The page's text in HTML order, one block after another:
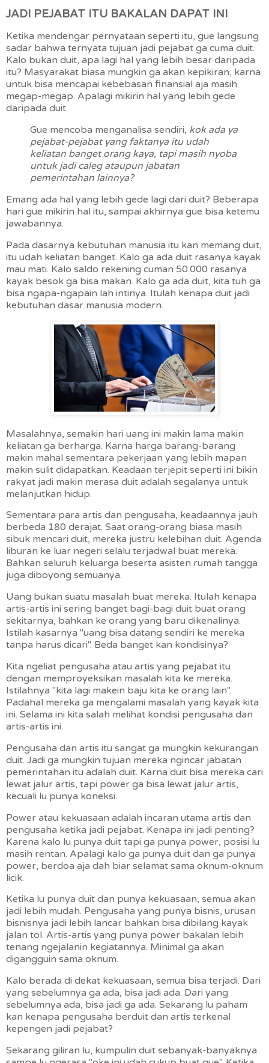
JADI PEJABAT ITU BAKALAN DAPAT INI
Ketika mendengar pernyataan seperti itu, gue langsung
sadar bahwa ternyata tujuan jadi pejabat ga cuma duit.
Kalo bukan duit, apa lagi hal yang lebih besar daripada
itu? Masyarakat biasa mungkin ga akan kepikiran, karna
untuk bisa mencapai kebebasan finansial aja masih
megap-megap. Apalagi mikirin hal yang lebih gede
daripada duit.
Gue mencoba menganalisa sendiri, kok ada ya
pejabat-pejabat yang faktanya itu udah
keliatan banget orang kaya, tapi masih nyoba
untuk jadi caleg ataupun jabatan
pemerintahan lainnya?
Emang ada hal yang lebih gede lagi dari duit? Beberapa
hari gue mikirin hal itu, sampai akhirnya gue bisa ketemu
jawabannya.
Pada dasarnya kebutuhan manusia itu kan memang duit,
itu udah keliatan banget. Kalo ga ada duit rasanya kayak
mau mati. Kalo saldo rekening cuman 50.000 rasanya
kayak besok ga bisa makan. Kalo ga ada duit, kita tuh ga
bisa ngapa-ngapain lah intinya. Itulah kenapa duit jadi
kebutuhan dasar manusia modern.
Masalahnya, semakin hari uang ini makin lama makin
keliatan ga berharga. Karna harga barang-barang
makin mahal sementara pekerjaan yang lebih mapan
makin sulit didapatkan. Keadaan terjepit seperti ini bikin
rakyat jadi makin merasa duit adalah segalanya untuk
melanjutkan hidup.
Sementara para artis dan pengusaha, keadaannya jauh
berbeda 180 derajat. Saat orang-orang biasa masih
sibuk mencari duit, mereka justru kelebihan duit. Agenda
liburan ke luar negeri selalu terjadwal buat mereka.
Bahkan seluruh keluarga beserta asisten rumah tangga
juga diboyong semuanya.
Uang bukan suatu masalah buat mereka. Itulah kenapa
artis-artis ini sering banget bagi-bagi duit buat orang
sekitarnya, bahkan ke orang yang baru dikenalinya.
Istilah kasarnya "uang bisa datang sendiri ke mereka
tanpa harus dicari". Beda banget kan kondisinya?
Kita ngeliat pengusaha atau artis yang pejabat itu
dengan memproyeksikan masalah kita ke mereka.
Istilahnya "kita lagi makein baju kita ke orang lain".
Padahal mereka ga mengalami masalah yang kayak kita
ini. Selama ini kita salah melihat kondisi pengusaha dan
artis-artis ini.
Pengusaha dan artis itu sangat ga mungkin kekurangan
duit. Jadi ga mungkin tujuan mereka ngincar jabatan
pemerintahan itu adalah duit. Karna duit bisa mereka cari
lewat jalur artis, tapi power ga bisa lewat jalur artis,
kecuali lu punya koneksi.
Power atau kekuasaan adalah incaran utama artis dan
pengusaha ketika jadi pejabat. Kenapa ini jadi penting?
Karena kalo lu punya duit tapi ga punya power, posisi lu
masih rentan. Apalagi kalo ga punya duit dan ga punya
power, berdoa aja dah biar selamat sama oknum-oknum
licik.
Ketika lu punya duit dan punya kekuasaan, semua akan
jadi lebih mudah. Pengusaha yang punya bisnis, urusan
bisnisnya jadi lebih lancar bahkan bisa dibilang kayak
jalan tol. Artis-artis yang punya power bakalan lebih
tenang ngejalanin kegiatannya. Minimal ga akan
digangguin sama oknum.
Kalo berada di dekat kekuasaan, semua bisa terjadi. Dari
yang sebelumnya ga ada, bisa jadi ada. Dari yang
sebelumnya ada, bisa jadi ga ada. Sekarang lu paham
kan kenapa pengusaha berduit dan artis terkenal
kepengen jadi pejabat?
Sekarang giliran lu, kumpulin duit sebanyak-banyaknya